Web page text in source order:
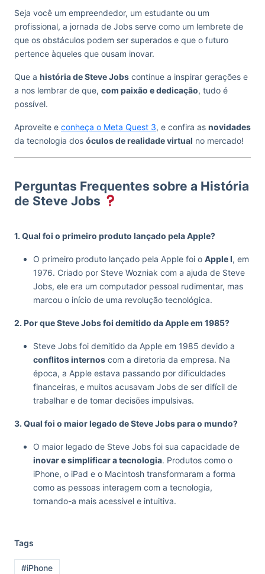
Seja você um empreendedor, um estudante ou um
profissional, a jornada de Jobs serve como um lembrete de
que os obstáculos podem ser superados e que o futuro
pertence àqueles que ousam inovar.
Que a história de Steve Jobs continue a inspirar gerações e
a nos lembrar de que, com paixão e dedicação, tudo é
possível.
Aproveite e conheça o Meta Quest 3, e confira as novidades
da tecnologia dos óculos de realidade virtual no mercado!
Perguntas Frequentes sobre a História
de Steve Jobs
1. Qual foi o primeiro produto lançado pela Apple?
O primeiro produto lançado pela Apple foi o Apple I, em
1976. Criado por Steve Wozniak com a ajuda de Steve
Jobs, ele era um computador pessoal rudimentar, mas
marcou o início de uma revolução tecnológica.
2. Por que Steve Jobs foi demitido da Apple em 1985?
Steve Jobs foi demitido da Apple em 1985 devido a
conflitos internos com a diretoria da empresa. Na
época, a Apple estava passando por dificuldades
financeiras, e muitos acusavam Jobs de ser difícil de
trabalhar e de tomar decisões impulsivas.
3. Qual foi o maior legado de Steve Jobs para o mundo?
O maior legado de Steve Jobs foi sua capacidade de
inovar e simplificar a tecnologia. Produtos como o
iPhone, o iPad e o Macintosh transformaram a forma
como as pessoas interagem com a tecnologia,
tornando-a mais acessível e intuitiva.
Tags
#iPhone